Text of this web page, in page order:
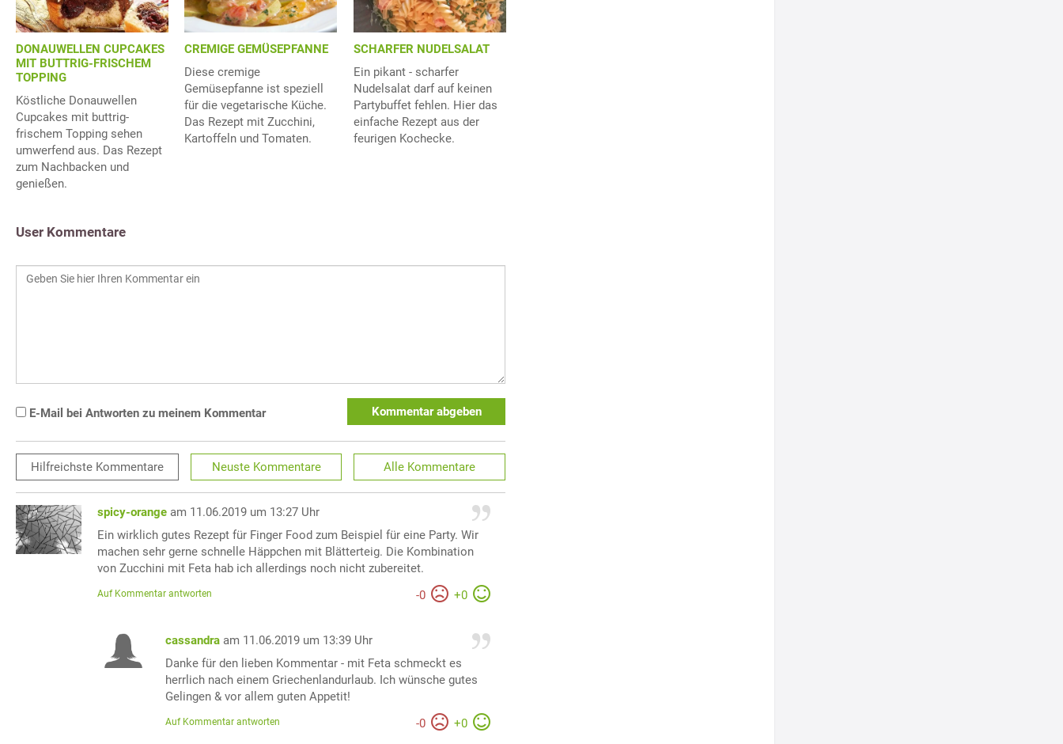
DONAUWELLEN CUPCAKES
MIT BUTTRIG-FRISCHEM
TOPPING
Köstliche Donauwellen
Cupcakes mit buttrig-
frischem Topping sehen
umwerfend aus. Das Rezept
zum Nachbacken und
genießen.
CREMIGE GEMÜSEPFANNE
Diese cremige
Gemüsepfanne ist speziell
für die vegetarische Küche.
Das Rezept mit Zucchini,
Kartoffeln und Tomaten.
SCHARFER NUDELSALAT
Ein pikant - scharfer
Nudelsalat darf auf keinen
Partybuffet fehlen. Hier das
einfache Rezept aus der
feurigen Kochecke.
User Kommentare
E-Mail bei Antworten zu meinem Kommentar Kommentar abgeben
Hilfreichste Kommentare Neuste Kommentare Alle Kommentare
spicy-orange am 11.06.2019 um 13:27 Uhr
Ein wirklich gutes Rezept für Finger Food zum Beispiel für eine Party. Wir
machen sehr gerne schnelle Häppchen mit Blätterteig. Die Kombination
von Zucchini mit Feta hab ich allerdings noch nicht zubereitet.
-0 +0
Auf Kommentar antworten
cassandra am 11.06.2019 um 13:39 Uhr
Danke für den lieben Kommentar - mit Feta schmeckt es
herrlich nach einem Griechenlandurlaub. Ich wünsche gutes
Gelingen & vor allem guten Appetit!
-0 +0
Auf Kommentar antworten